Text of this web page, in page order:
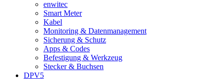
enwitec
Smart Meter
Kabel
Monitoring & Datenmanagement
Sicherung & Schutz
Apps & Codes
Befestigung & Werkzeug
Stecker & Buchsen
DPV5